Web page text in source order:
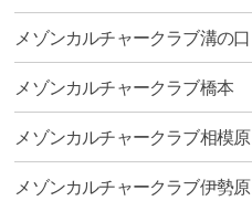
メゾンカルチャークラブ溝の口
メゾンカルチャークラブ橋本
メゾンカルチャークラブ相模原
メゾンカルチャークラブ伊勢原